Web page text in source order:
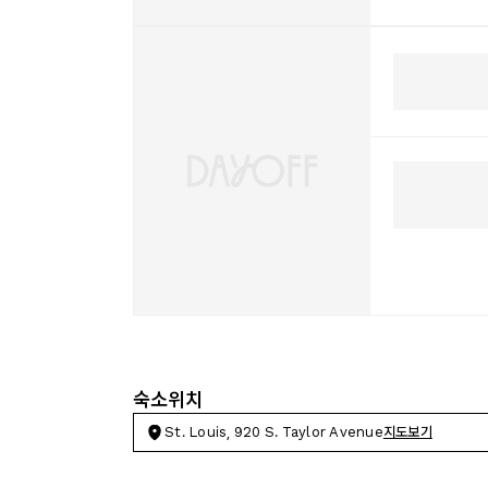
숙소위치
St. Louis, 920 S. Taylor Avenue지도보기